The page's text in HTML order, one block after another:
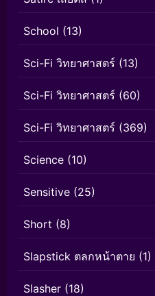
School (13)
Sci-Fi วิทยาศาสตร์ (13)
Sci-Fi วิทยาศาสตร์ (60)
Sci-Fi วิทยาศาสตร์ (369)
Science (10)
Sensitive (25)
Short (8)
Slapstick ตลกหน้าตาย (1)
Slasher (18)